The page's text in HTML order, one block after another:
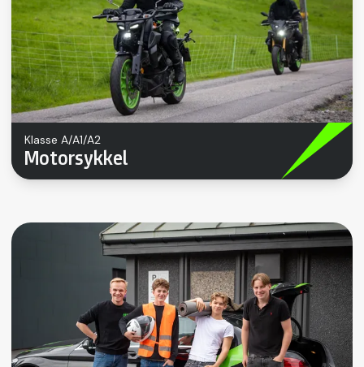
Klasse A/A1/A2
Motorsykkel